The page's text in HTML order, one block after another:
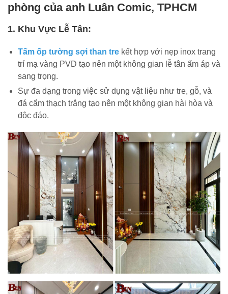
phòng của anh Luân Comic, TPHCM
1. Khu Vực Lễ Tân:
Tấm ốp tường sợi than tre kết hợp với nẹp inox trang
trí mạ vàng PVD tạo nên một không gian lễ tân ấm áp và
sang trọng.
Sự đa dạng trong việc sử dụng vật liệu như tre, gỗ, và
đá cẩm thạch trắng tạo nên một không gian hài hòa và
độc đáo.